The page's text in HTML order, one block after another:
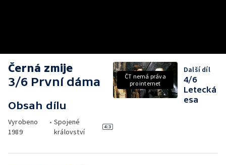
Černá zmije
3/6 První dáma
Obsah dílu
Vyrobeno
1989
• Spojené
království
ČT nemá práva
pro internet
Další díl
4/6
Letecká
esa